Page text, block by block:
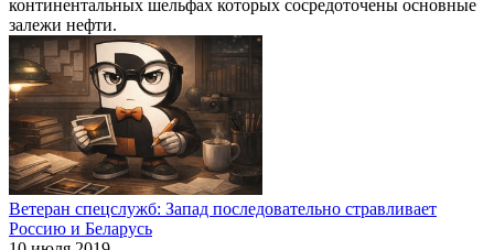
континентальных шельфах которых сосредоточены основные
залежи нефти.
Ветеран спецслужб: Запад последовательно стравливает
Россию и Беларусь